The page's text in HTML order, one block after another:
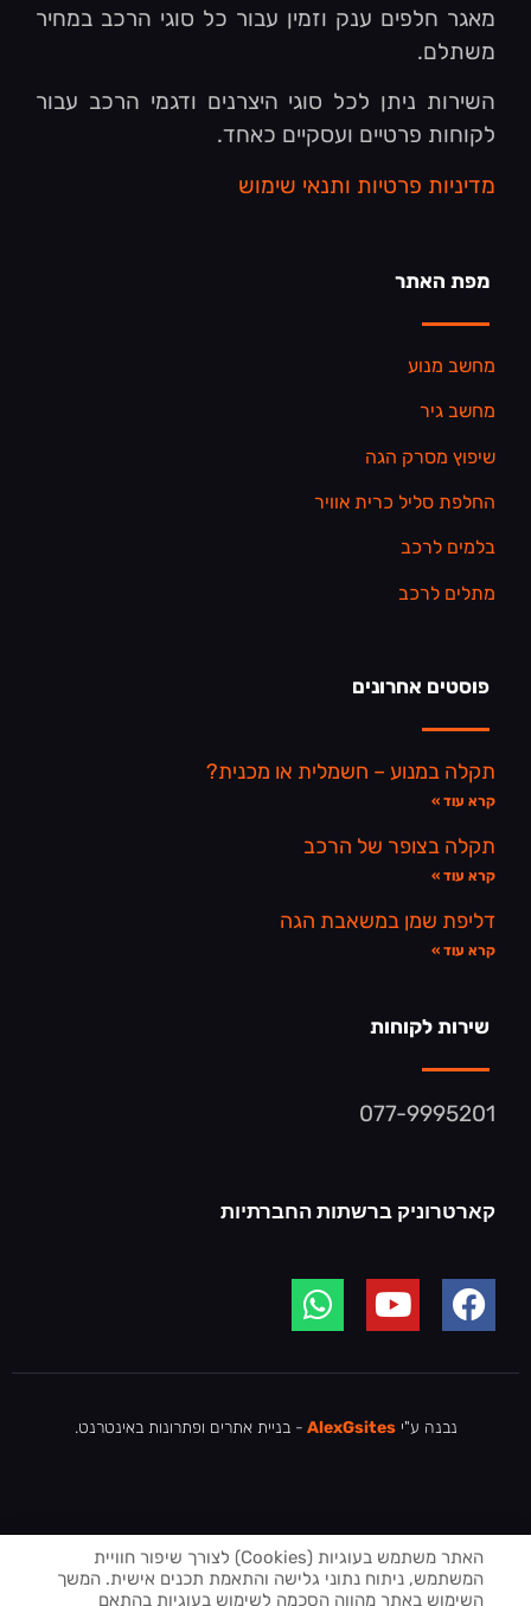
מאגר חלפים ענק וזמין עבור כל סוגי הרכב במחיר
משתלם.
השירות ניתן לכל סוגי היצרנים ודגמי הרכב עבור
לקוחות פרטיים ועסקיים כאחד.
מדיניות פרטיות ותנאי שימוש
מפת האתר
מחשב מנוע
מחשב גיר
שיפוץ מסרק הגה
החלפת סליל כרית אוויר
בלמים לרכב
מתלים לרכב
פוסטים אחרונים
תקלה במנוע – חשמלית או מכנית?
קרא עוד »
תקלה בצופר של הרכב
קרא עוד »
דליפת שמן במשאבת הגה
קרא עוד »
שירות לקוחות
077-9995201
קארטרוניק ברשתות החברתיות
נבנה ע"יAlexGsites - בניית אתרים ופתרונות באינטרנט.
האתר משתמש בעוגיות (Cookies) לצורך שיפור חוויית
המשתמש, ניתוח נתוני גלישה והתאמת תכנים אישית. המשך
השימוש באתר מהווה הסכמה לשימוש בעוגיות בהתאם